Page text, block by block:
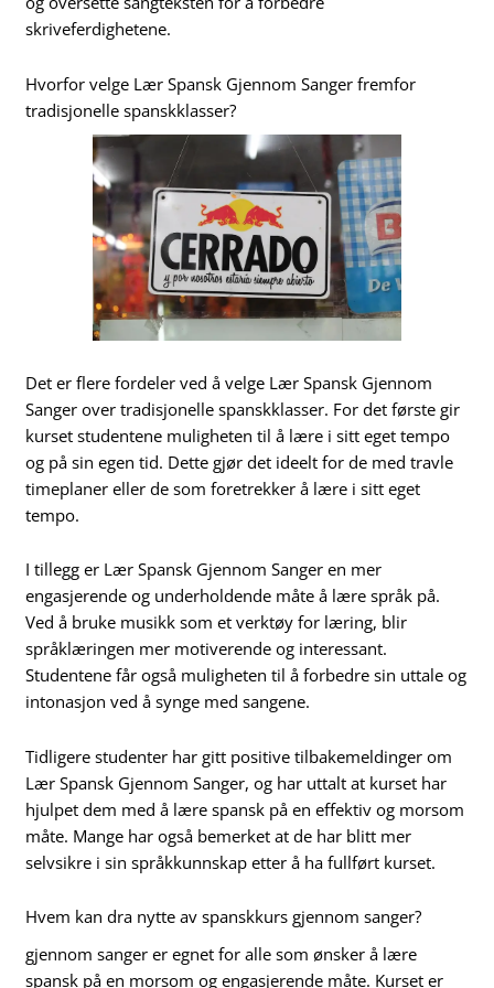
skriveferdighetene.
Hvorfor velge Lær Spansk Gjennom Sanger fremfor
tradisjonelle spanskklasser?
Det er flere fordeler ved å velge Lær Spansk Gjennom
Sanger over tradisjonelle spanskklasser. For det første gir
kurset studentene muligheten til å lære i sitt eget tempo
og på sin egen tid. Dette gjør det ideelt for de med travle
timeplaner eller de som foretrekker å lære i sitt eget
tempo.
I tillegg er Lær Spansk Gjennom Sanger en mer
engasjerende og underholdende måte å lære språk på.
Ved å bruke musikk som et verktøy for læring, blir
språklæringen mer motiverende og interessant.
Studentene får også muligheten til å forbedre sin uttale og
intonasjon ved å synge med sangene.
Tidligere studenter har gitt positive tilbakemeldinger om
Lær Spansk Gjennom Sanger, og har uttalt at kurset har
hjulpet dem med å lære spansk på en effektiv og morsom
måte. Mange har også bemerket at de har blitt mer
selvsikre i sin språkkunnskap etter å ha fullført kurset.
Hvem kan dra nytte av spanskkurs gjennom sanger?
gjennom sanger er egnet for alle som ønsker å lære
spansk på en morsom og engasjerende måte. Kurset er